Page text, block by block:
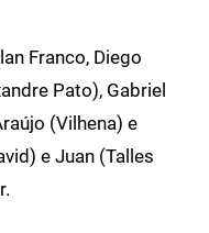
Franco, Diego
Pato), Gabriel
(Vilhena) e
e Juan (Talles